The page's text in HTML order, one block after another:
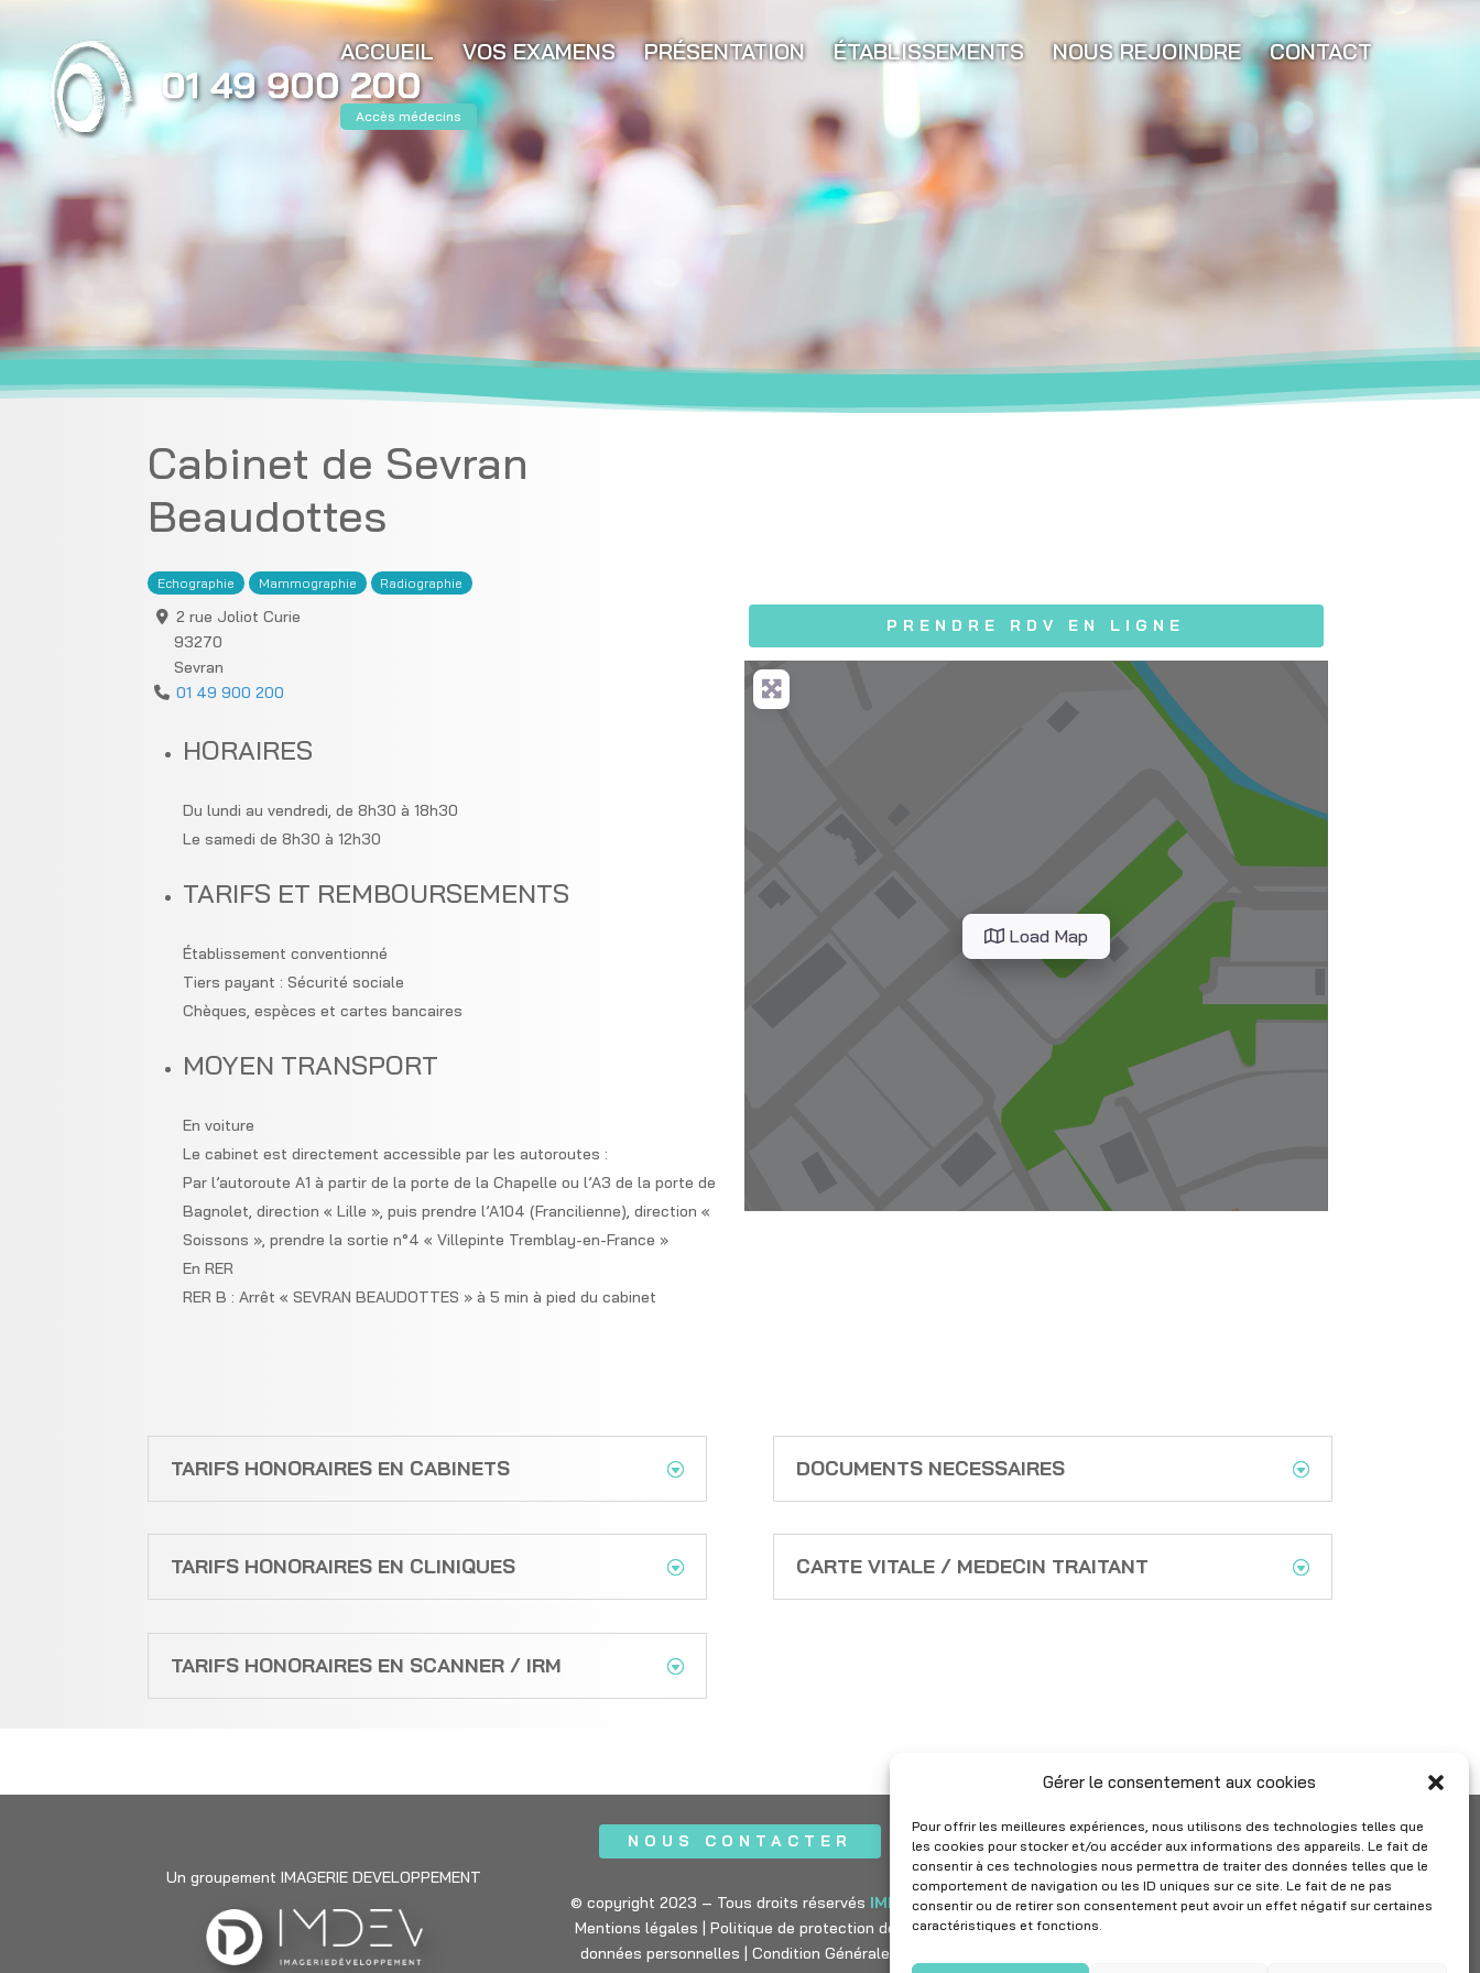
Gérer le consentement aux cookies
Pour offrir les meilleures expériences, nous utilisons des technologies telles que
les cookies pour stocker et/ou accéder aux informations des appareils. Le fait de
consentir à ces technologies nous permettra de traiter des données telles que le
comportement de navigation ou les ID uniques sur ce site. Le fait de ne pas
consentir ou de retirer son consentement peut avoir un effet négatif sur certaines
caractéristiques et fonctions.
ACCUEIL VOS EXAMENS PRÉSENTATION ÉTABLISSEMENTS NOUS REJOINDRE CONTACT
Accès médecins
Cabinet de Sevran
Beaudottes
Echographie Mammographie Radiographie
2 rue Joliot Curie
93270
Sevran
01 49 900 200
HORAIRES
Du lundi au vendredi, de 8h30 à 18h30
Le samedi de 8h30 à 12h30
TARIFS ET REMBOURSEMENTS
Établissement conventionné
Tiers payant : Sécurité sociale
Chèques, espèces et cartes bancaires
MOYEN TRANSPORT
En voiture
Le cabinet est directement accessible par les autoroutes :
Par l’autoroute A1 à partir de la porte de la Chapelle ou l’A3 de la porte de
Bagnolet, direction « Lille », puis prendre l’A104 (Francilienne), direction «
Soissons », prendre la sortie n°4 « Villepinte Tremblay-en-France »
En RER
RER B : Arrêt « SEVRAN BEAUDOTTES » à 5 min à pied du cabinet
PRENDRE RDV EN LIGNE
Load Map
TARIFS HONORAIRES EN CABINETS
TARIFS HONORAIRES EN CLINIQUES
TARIFS HONORAIRES EN SCANNER / IRM
DOCUMENTS NECESSAIRES
CARTE VITALE / MEDECIN TRAITANT
Un groupement IMAGERIE DEVELOPPEMENT
NOUS CONTACTER
© copyright 2023 – Tous droits réservés IMPF
Mentions légales
Politique de protection des
données personnelles |Condition Générales
 Suivez IMPF